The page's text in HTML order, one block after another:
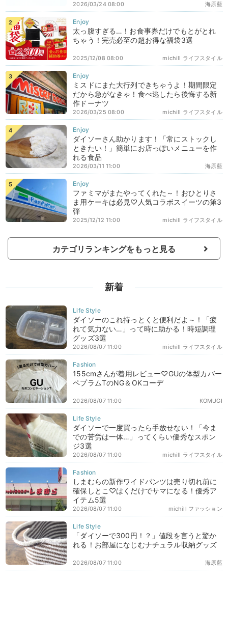
海原藍
2026/03/24 08:00
太っ腹すぎる…！お食事券だけでもとがとれ
ちゃう！完売必至の超お得な福袋3選
michill ライフスタイル
2025/12/08 08:00
ミスドにまた大行列できちゃうよ！期間限定
だから急がなきゃ！食べ逃したら後悔する新
作ドーナツ
michill ライフスタイル
2026/03/25 08:00
ダイソーさん助かります！「常にストックし
ときたい！」簡単にお店っぽいメニューを作
れる食品
海原藍
2026/03/11 11:00
ファミマがまたやってくれた～！おひとりさ
ま用ケーキは必見♡人気コラボスイーツの第3
弾
michill ライフスタイル
2025/12/12 11:00
カテゴリランキングをもっと見る
新着
ダイソーのこれ持っとくと便利だよ～！「疲
れて気力ない…」って時に助かる！時短調理
グッズ3選
michill ライフスタイル
2026/08/07 11:00
155cmさんが着用レビュー♡GUの体型カバー
ペプラムTのNG＆OKコーデ
KOMUGI
2026/08/07 11:00
ダイソーで一度買ったら手放せない！「今ま
での苦労は一体…」ってくらい優秀なスポン
ジ3選
michill ライフスタイル
2026/08/07 11:00
しまむらの新作ワイドパンツは売り切れ前に
確保しとこ♡はくだけでサマになる！優秀ア
イテム5選
michill ファッション
2026/08/07 11:00
「ダイソーで300円！？」値段を言うと驚か
れる！お部屋になじむナチュラル収納グッズ
海原藍
2026/08/07 11:00